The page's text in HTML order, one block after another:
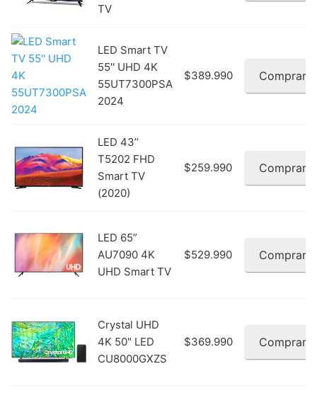
TV
LED Smart TV
55'' UHD 4K
55UT7300PSA
2024
$389.990 Comprar
LED 43’’
T5202 FHD
Smart TV
(2020)
$259.990 Comprar
LED 65”
AU7090 4K
UHD Smart TV
$529.990 Comprar
Crystal UHD
4K 50" LED
CU8000GXZS
$369.990 Comprar